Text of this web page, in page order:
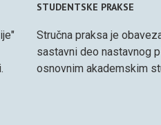
STUDENTSKE PRAKSE
Stručna praksa je
sastavni deo nastavnog
osnovnim akademskim